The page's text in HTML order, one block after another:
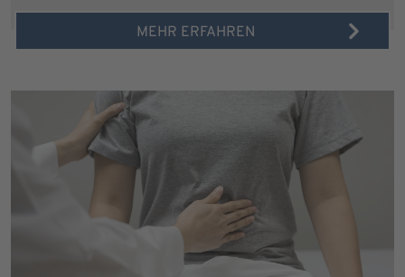
MEHR ERFAHREN